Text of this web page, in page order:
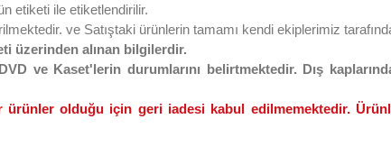
etiketi ile etiketlendirilir.
ve Satıştaki ürünlerin tamamı kendi ekiplerimiz
üzerinden alınan bilgilerdir.
ve Kaset'lerin durumlarını belirtmektedir. Dış
ürünler olduğu için geri iadesi kabul edilmemektedir.